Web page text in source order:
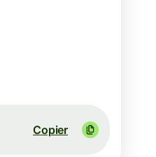
Copier